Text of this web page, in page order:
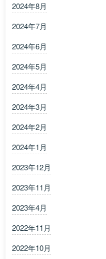
2024年8月
2024年7月
2024年6月
2024年5月
2024年4月
2024年3月
2024年2月
2024年1月
2023年12月
2023年11月
2023年4月
2022年11月
2022年10月